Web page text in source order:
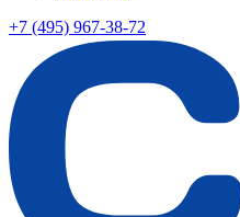
+7 (495) 967-38-72